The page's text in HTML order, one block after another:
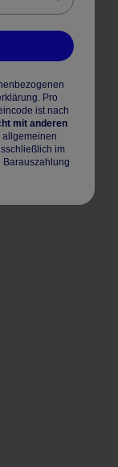
Pro
ist nach
mit anderen
allgemeinen
im
Barauszahlung